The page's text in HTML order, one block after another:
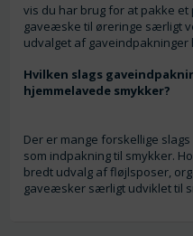
vis du har brug for at pakke
gaveæske til øreringe særligt
udvalget af gaveindpakninger
Hvilken slags
hjemmelavede smykker?
Der er mange forskellige
som indpakning til smykker.
bredt udvalg af fløjlsposer,
gaveæsker særligt udviklet til